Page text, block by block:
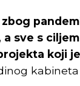
sve s
koji